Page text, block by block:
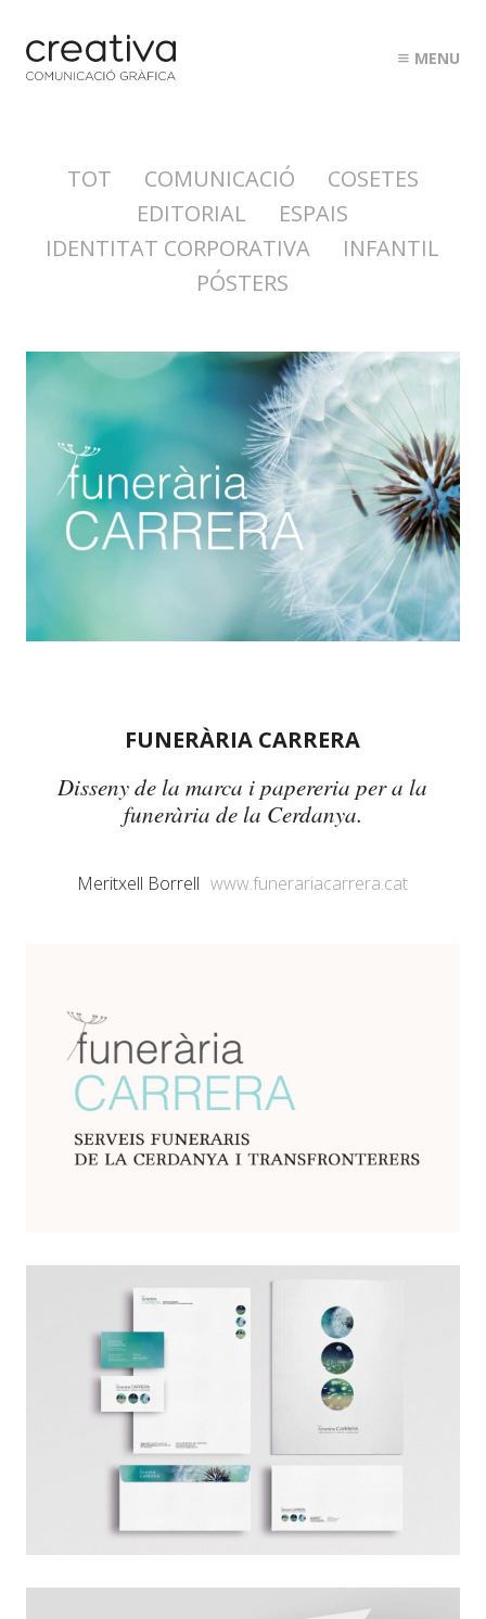
MENU
TOT COMUNICACIÓ
COSETES
EDITORIAL
ESPAIS
IDENTITAT CORPORATIVA
INFANTIL
PÓSTERS
FUNERÀRIA CARRERA
Disseny de la marca i papereria per a la
funerària de la Cerdanya.
Meritxell Borrell www.funerariacarrera.cat
ESTUDI
PROJECTES
CONTACTE